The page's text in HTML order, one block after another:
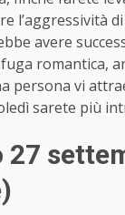
l’aggressività
avere
romantica,
persona vi
sarete più
27